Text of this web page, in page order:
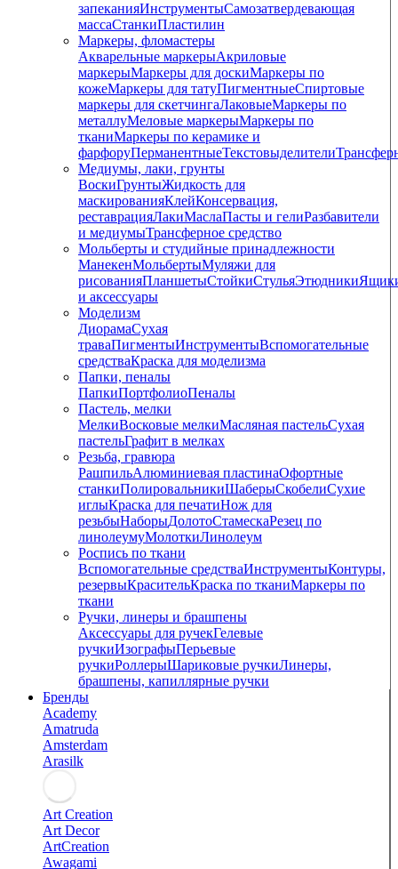
запеканияИнструментыСамозатвердевающая
массаСтанкиПластилин
Маркеры, фломастеры
Акварельные маркерыАкриловые
маркерыМаркеры для доскиМаркеры по
кожеМаркеры для татуПигментныеCпиртовые
маркеры для скетчингаЛаковыеМаркеры по
металлуМеловые маркерыМаркеры по
тканиМаркеры по керамике и
фарфоруПерманентныеТекстовыделители
Медиумы, лаки, грунты
ВоскиГрунтыЖидкость для
маскированияКлейКонсервация,
реставрацияЛакиМаслаПасты и гелиРазбавители
и медиумыТрансферное средство
Мольберты и студийные принадлежности
МанекенМольбертыМуляжи для
рисованияПланшетыСтойкиСтульяЭтюдники
и аксессуары
Моделизм
ДиорамаСухая
траваПигментыИнструментыВспомогательные
средстваКраска для моделизма
Папки, пеналы
ПапкиПортфолиоПеналы
Пастель, мелки
МелкиВосковые мелкиМасляная пастельСухая
пастельГрафит в мелках
Резьба, гравюра
РашпильАлюминиевая пластинаОфортные
станкиПолировальникиШаберыСкобелиСухие
иглыКраска для печатиНож для
резьбыНаборыДолотоСтамескаРезец по
линолеумуМолоткиЛинолеум
Роспись по ткани
Вспомогательные средстваИнструментыКонтуры,
резервыКрасительКраска по тканиМаркеры по
ткани
Ручки, линеры и брашпены
Аксессуары для ручекГелевые
ручкиИзографыПерьевые
ручкиРоллерыШариковые ручкиЛинеры,
брашпены, капиллярные ручки
Бренды
Academy
Amatruda
Amsterdam
Arasilk
Art Creation
Art Decor
ArtCreation
Awagami